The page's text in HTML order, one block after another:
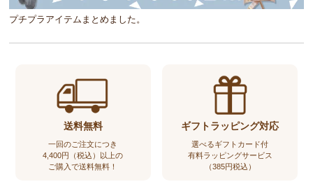
プチプラアイテムまとめました。
送料無料
一回のご注文につき
4,400円（税込）以上の
ご購入で送料無料！
ギフトラッピング対応
選べるギフトカード付
有料ラッピングサービス
（385円税込）